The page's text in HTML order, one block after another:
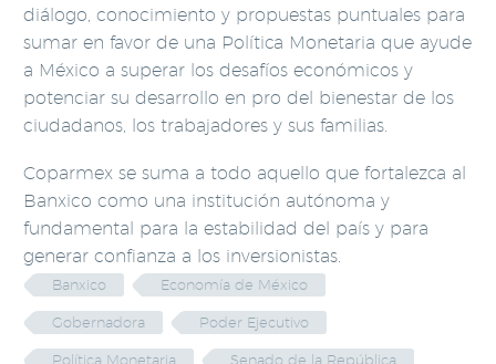
diálogo, conocimiento y propuestas puntuales para
sumar en favor de una Política Monetaria que ayude
a México a superar los desafíos económicos y
potenciar su desarrollo en pro del bienestar de los
ciudadanos, los trabajadores y sus familias.
Coparmex se suma a todo aquello que fortalezca al
Banxico como una institución autónoma y
fundamental para la estabilidad del país y para
generar confianza a los inversionistas.
Banxico Economía de México
Gobernadora Poder Ejecutivo
Política Monetaria Senado de la República